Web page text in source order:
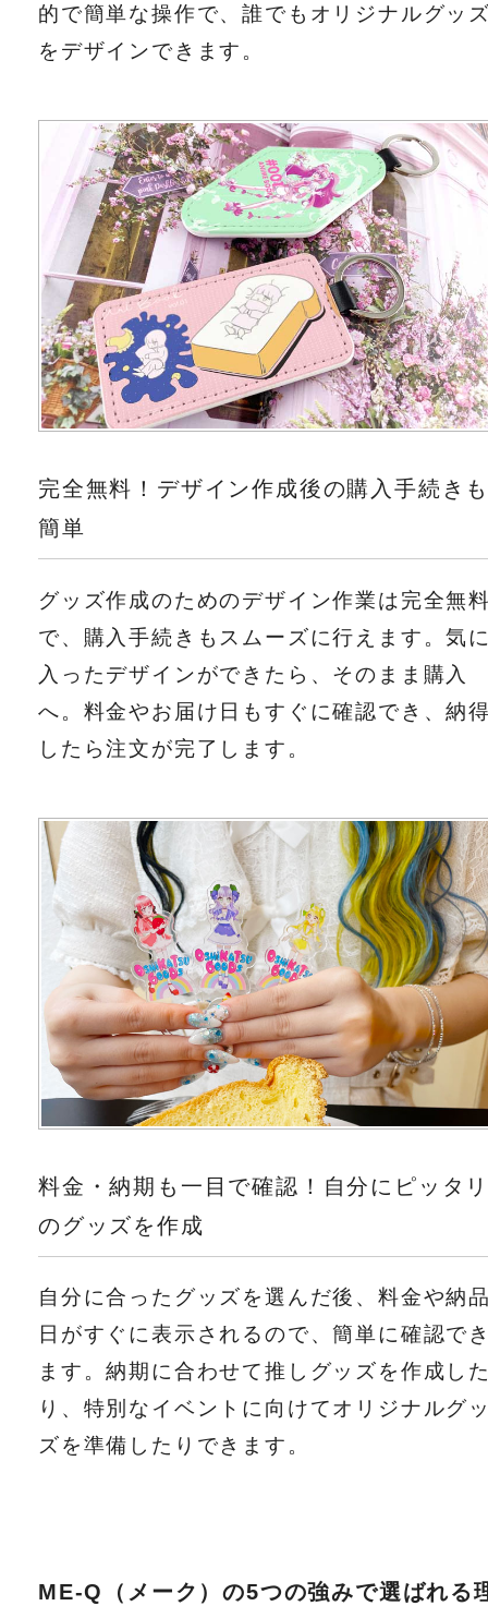
的で簡単な操作で、誰でもオリジナルグッ
をデザインできます。
完全無料！デザイン作成後の購入手続き
簡単
グッズ作成のためのデザイン作業は完全無
で、購入手続きもスムーズに行えます。気
入ったデザインができたら、そのまま購入
へ。料金やお届け日もすぐに確認でき、納
したら注文が完了します。
料金・納期も一目で確認！自分にピッタ
のグッズを作成
自分に合ったグッズを選んだ後、料金や納
日がすぐに表示されるので、簡単に確認で
ます。納期に合わせて推しグッズを作成し
り、特別なイベントに向けてオリジナルグ
ズを準備したりできます。
ME-Q（メーク）の5つの強みで選ばれる